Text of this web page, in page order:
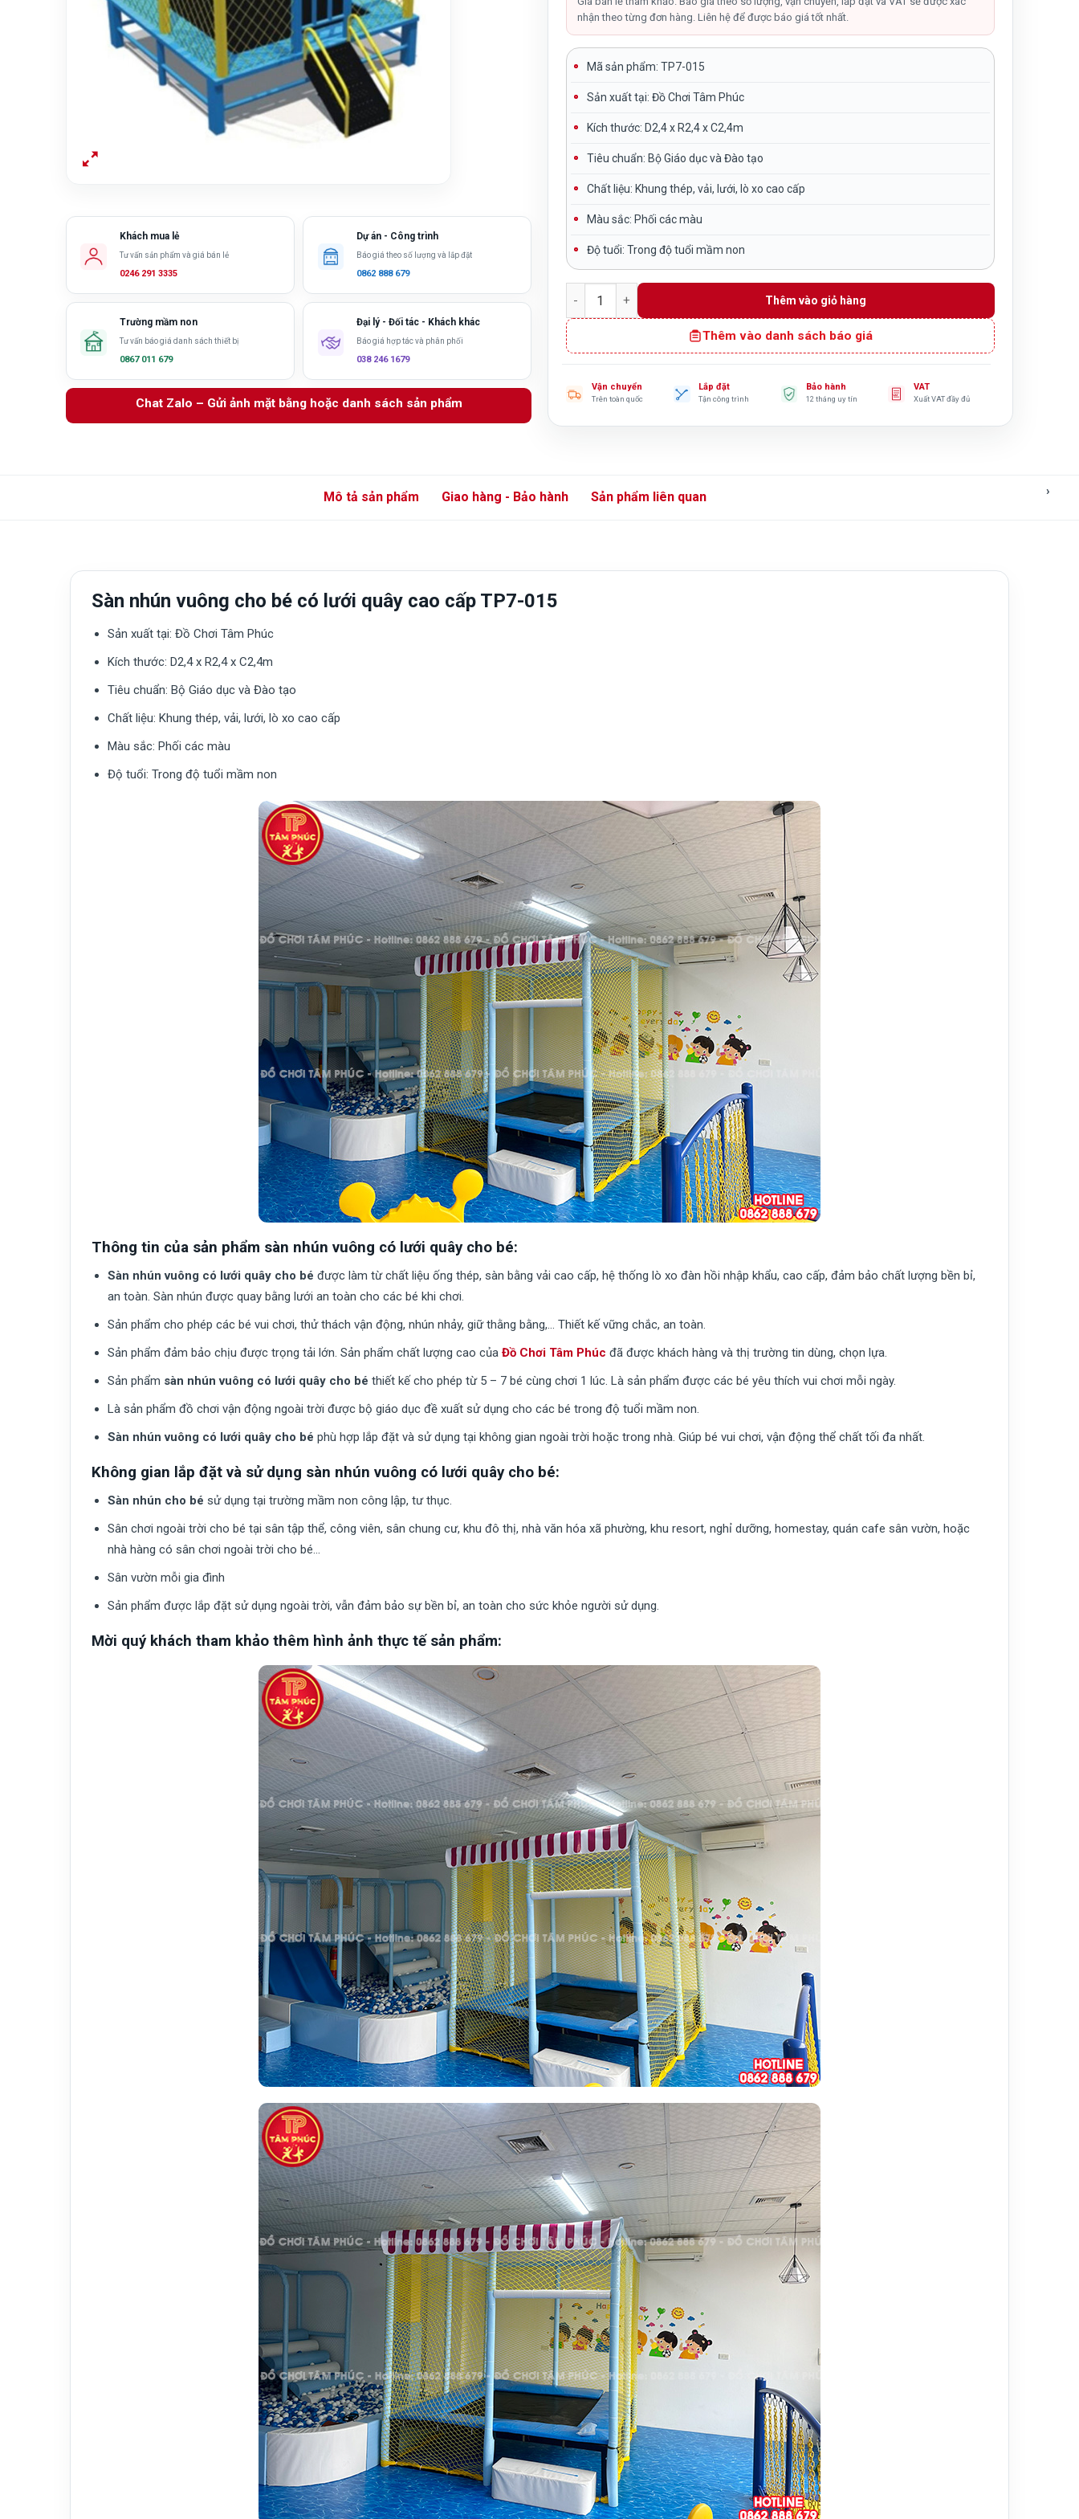
Khách mua lẻ
Tư vấn sản phẩm và giá bán lẻ
0246 291 3335
Dự án - Công trình
Báo giá theo số lượng và lắp đặt
0862 888 679
Trường mầm non
Tư vấn báo giá danh sách thiết bị
0867 011 679
Đại lý - Đối tác - Khách khác
Báo giá hợp tác và phân phối
038 246 1679
Chat Zalo – Gửi ảnh mặt bằng hoặc danh sách sản phẩm
20,000,000₫.
là:
13,750,000₫.
nhận theo từng đơn hàng. Liên hệ để được báo giá tốt nhất.
Mã sản phẩm: TP7-015
Sản xuất tại: Đồ Chơi Tâm Phúc
Kích thước: D2,4 x R2,4 x C2,4m
Tiêu chuẩn: Bộ Giáo dục và Đào tạo
Chất liệu: Khung thép, vải, lưới, lò xo cao cấp
Màu sắc: Phối các màu
Độ tuổi: Trong độ tuổi mầm non
Sàn nhún vuông cho bé có lưới quây TP7-015 số lượng
Thêm vào giỏ hàng
Thêm vào danh sách báo giá
Vận chuyển
Trên toàn quốc
Lắp đặt
Tận công trình
Bảo hành
12 tháng uy tín
VAT
Xuất VAT đầy đủ
Mô tả sản phẩm Giao hàng - Bảo hành Sản phẩm liên quan ›
Sàn nhún vuông cho bé có lưới quây cao cấp TP7-015
Sản xuất tại: Đồ Chơi Tâm Phúc
Kích thước: D2,4 x R2,4 x C2,4m
Tiêu chuẩn: Bộ Giáo dục và Đào tạo
Chất liệu: Khung thép, vải, lưới, lò xo cao cấp
Màu sắc: Phối các màu
Độ tuổi: Trong độ tuổi mầm non
Thông tin của sản phẩm sàn nhún vuông có lưới quây cho bé:
Sàn nhún vuông có lưới quây cho bé được làm từ chất liệu ống thép, sàn bằng vải cao cấp, hệ thống lò xo đàn hồi nhập khẩu, cao cấp, đảm bảo chất lượng bền bỉ,
an toàn. Sàn nhún được quay bằng lưới an toàn cho các bé khi chơi.
Sản phẩm cho phép các bé vui chơi, thử thách vận động, nhún nhảy, giữ thằng bằng,… Thiết kế vững chắc, an toàn.
Sản phẩm đảm bảo chịu được trọng tải lớn. Sản phẩm chất lượng cao của Đồ Chơi Tâm Phúc đã được khách hàng và thị trường tin dùng, chọn lựa.
Sản phẩm sàn nhún vuông có lưới quây cho bé thiết kế cho phép từ 5 – 7 bé cùng chơi 1 lúc. Là sản phẩm được các bé yêu thích vui chơi mỗi ngày.
Là sản phẩm đồ chơi vận động ngoài trời được bộ giáo dục đề xuất sử dụng cho các bé trong độ tuổi mầm non.
Sàn nhún vuông có lưới quây cho bé phù hợp lắp đặt và sử dụng tại không gian ngoài trời hoặc trong nhà. Giúp bé vui chơi, vận động thể chất tối đa nhất.
Không gian lắp đặt và sử dụng sàn nhún vuông có lưới quây cho bé:
Sàn nhún cho bé sử dụng tại trường mầm non công lập, tư thục.
Sân chơi ngoài trời cho bé tại sân tập thể, công viên, sân chung cư, khu đô thị, nhà văn hóa xã phường, khu resort, nghỉ dưỡng, homestay, quán cafe sân vườn, hoặc
nhà hàng có sân chơi ngoài trời cho bé…
Sân vườn mỗi gia đình
Sản phẩm được lắp đặt sử dụng ngoài trời, vẫn đảm bảo sự bền bỉ, an toàn cho sức khỏe người sử dụng.
Mời quý khách tham khảo thêm hình ảnh thực tế sản phẩm: